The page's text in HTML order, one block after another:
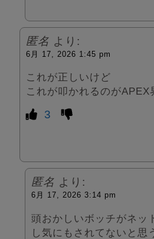
匿名 より:
6月 17, 2026 1:45 pm
これが正しいけど
これが叩かれるのがAPEX
3
匿名 より:
6月 17, 2026 3:14 pm
頭おかしいボッチがネッ
し気にもされてないと思